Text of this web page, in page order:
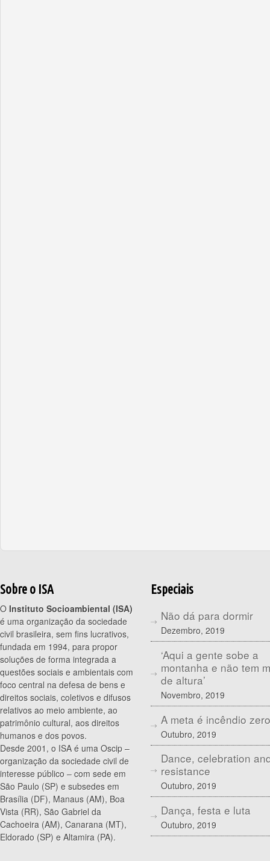
Sobre o ISA
O Instituto Socioambiental (ISA)
é uma organização da sociedade
civil brasileira, sem fins lucrativos,
fundada em 1994, para propor
soluções de forma integrada a
questões sociais e ambientais com
foco central na defesa de bens e
direitos sociais, coletivos e difusos
relativos ao meio ambiente, ao
patrimônio cultural, aos direitos
humanos e dos povos.
Desde 2001, o ISA é uma Oscip –
organização da sociedade civil de
interesse público – com sede em
São Paulo (SP) e subsedes em
Brasília (DF), Manaus (AM), Boa
Vista (RR), São Gabriel da
Cachoeira (AM), Canarana (MT),
Eldorado (SP) e Altamira (PA).
Especiais
Não dá para dormir
Dezembro, 2019
‘Aqui a gente sobe a
montanha e não tem
de altura’
Novembro, 2019
A meta é incêndio zero
Outubro, 2019
Dance, celebration
resistance
Outubro, 2019
Dança, festa e luta
Outubro, 2019